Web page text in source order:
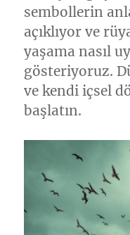
sembollerin
açıklıyor ve
yaşama nasıl
gösteriyoruz.
ve kendi içsel
başlatın.